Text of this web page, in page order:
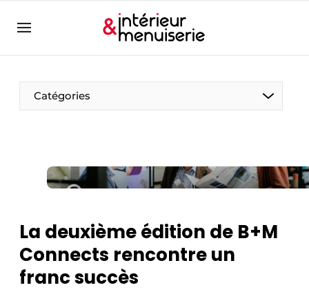
Contact
Contact
Emploi
EntreprisesMerci de votre inscription
S’inscrire
Home
Meest gelezen
Catégories
La deuxième édition de B+M
Connects rencontre un
franc succès